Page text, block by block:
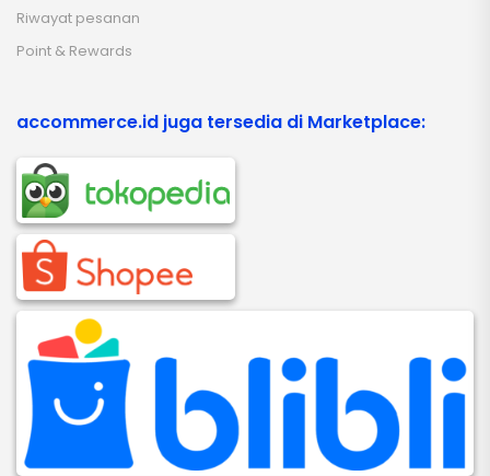
Riwayat pesanan
Point & Rewards
accommerce.id juga tersedia di Marketplace: